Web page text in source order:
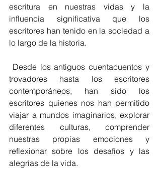
escritura en nuestras vidas y la
influencia significativa que los
escritores han tenido en la sociedad a
lo largo de la historia.
trovadores hasta los escritores
contemporáneos, han sido los
escritores quienes nos han permitido
viajar a mundos imaginarios, explorar
diferentes culturas, comprender
nuestras propias emociones y
reflexionar sobre los desafíos y las
alegrías de la vida.